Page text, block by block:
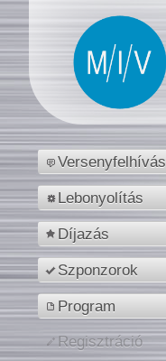
Versenyfelhívás
Lebonyolítás
Díjazás
Szponzorok
Program
Regisztráció